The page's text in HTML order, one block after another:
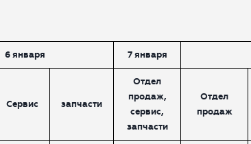
6 января 7 января
Сервис запчасти
Отдел
продаж,
сервис,
запчасти
Отдел
продаж